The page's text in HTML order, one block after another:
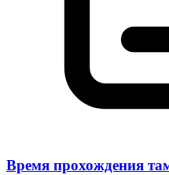
Время прохождения